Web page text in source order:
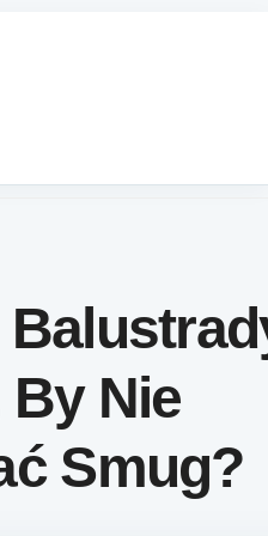
By Nie
Smug?